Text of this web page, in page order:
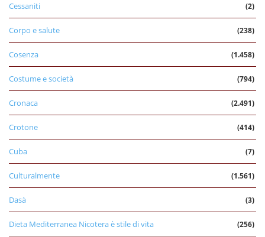
Cessaniti (2)
Corpo e salute (238)
Cosenza (1.458)
Costume e società (794)
Cronaca (2.491)
Crotone (414)
Cuba (7)
Culturalmente (1.561)
Dasà (3)
Dieta Mediterranea Nicotera è stile di vita (256)